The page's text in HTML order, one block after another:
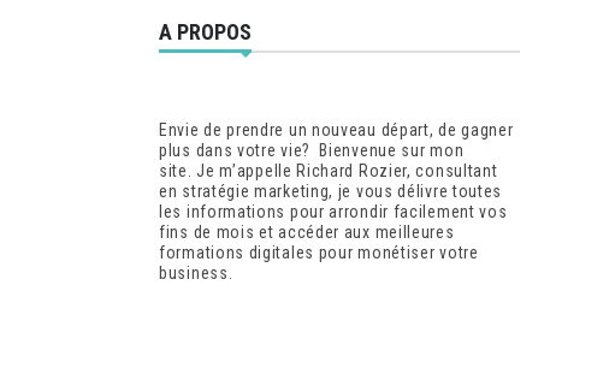
A PROPOS
Envie de prendre un nouveau départ, de gagner
plus dans votre vie? Bienvenue sur mon
site. Je m’appelle Richard Rozier, consultant
en stratégie marketing, je vous délivre toutes
les informations pour arrondir facilement vos
fins de mois et accéder aux meilleures
formations digitales pour monétiser votre
business.